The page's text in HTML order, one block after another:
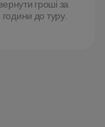
гроші за
до туру.